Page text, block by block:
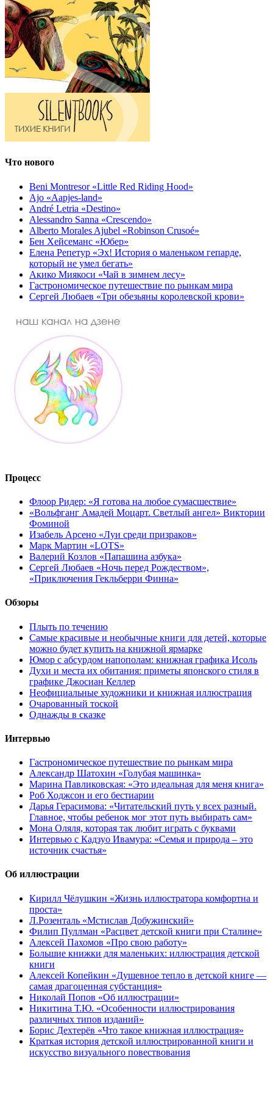
Что нового
Beni Montresor «Little Red Riding Hood»
Ajo «Aapjes-land»
André Letria «Destino»
Alessandro Sanna «Crescendo»
Alberto Morales Ajubel «Robinson Crusoé»
Бен Хейсеманс «Юбер»
Елена Репетур «Эх! История о маленьком гепарде,
который не умел бегать»
Акико Миякоси «Чай в зимнем лесу»
Гастрономическое путешествие по рынкам мира
Сергей Любаев «Три обезьяны королевской крови»
Процесс
Флоор Ридер: «Я готова на любое сумасшествие»
«Вольфганг Амадей Моцарт. Светлый ангел» Виктории
Фоминой
Изабель Арсено «Луи среди призраков»
Марк Мартин «LOTS»
Валерий Козлов «Папашина азбука»
Сергей Любаев «Ночь перед Рождеством»,
«Приключения Гекльберри Финна»
Обзоры
Плыть по течению
Самые красивые и необычные книги для детей, которые
можно будет купить на книжной ярмарке
Юмор с абсурдом напополам: книжная графика Исоль
Духи и места их обитания: приметы японского стиля в
графике Джосиан Келлер
Неофициальные художники и книжная иллюстрация
Очарованный тоской
Однажды в сказке
Интервью
Гастрономическое путешествие по рынкам мира
Александр Шатохин «Голубая машинка»
Марина Павликовская: «Это идеальная для меня книга»
Роб Ходжсон и его бестиарии
Дарья Герасимова: «Читательский путь у всех разный.
Главное, чтобы ребенок мог этот путь выбирать сам»
Мона Оляля, которая так любит играть с буквами
Интервью с Кадзуо Ивамура: «Семья и природа – это
источник счастья»
Об иллюстрации
Кирилл Чёлушкин «Жизнь иллюстратора комфортна и
проста»
Л.Розенталь «Мстислав Добужинский»
Филип Пуллман «Расцвет детской книги при Сталине»
Алексей Пахомов «Про свою работу»
Большие книжки для маленьких: иллюстрация детской
книги
Алексей Копейкин «Душевное тепло в детской книге —
самая драгоценная субстанция»
Николай Попов «Об иллюстрации»
Никитина Т.Ю. «Особенности иллюстрирования
различных типов изданий»
Борис Дехтерёв «Что такое книжная иллюстрация»
Краткая история детской иллюстрированной книги и
искусство визуального повествования